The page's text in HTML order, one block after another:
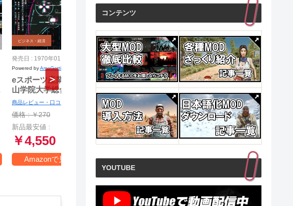
ビジネス・経済
発売日 : 1970年01月01日
Powered byAmaGetti
eスポーツ産業論 (青
山学院大学総合研究
所叢書)
商品レビュー・口コミを見る
価格 : ￥270
新品最安値 :
￥4,550
Amazonで見る
投資・金融・会社経営
発売日 : 2015年04月24日
Powered by AmaGetti
ゲーマーはもっと経
営者を目指すべき!
商品レビュー・口コミを見る
価格 : ￥2,549
新品最安値 :
￥194
Amazonで見る
産業研究
発売日 : 1970年01月01日
Powered byAmaGetti
ライズ・オブ・eス
ポーツ ゲーマーの情
熱から生まれた巨大
ビジネス
商品レビュー・口コミを見る
価格 : ￥2,640
新品最安値 :
￥5,280
Amazonで見る
コンテンツ
YOUTUBE